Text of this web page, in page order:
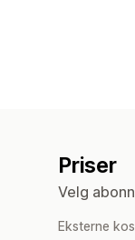
Priser
Velg
Eksterne